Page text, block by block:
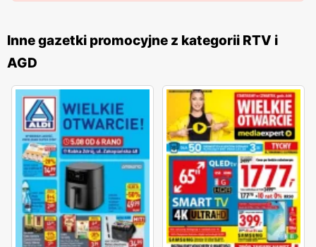
Expertznajdują się w dogodnych lokalizacjach na terenie
całej Polski, co ułatwia dostęp do szerokiej gamy
produktów elektronicznych i AGD dla szerokiego grona
klientów. Firma kładzie duży nacisk na jakość obsługi oraz
pomoc w wyborze odpowiednich produktów, oferując
fachowe doradztwo i wsparcie na każdym etapie zakupów.
Dzięki temuMedia Expertzdobył lojalność wielu
zadowolonych klientów. Produkty oferowane przezMedia
Expertcharakteryzują się wysoką jakością wykonania oraz
innowacyjnymi rozwiązaniami, które zapewniają komfort i
efektywność użytkowania. Sieć stawia na innowacyjność i
Inne gazetki promocyjne z kategorii RTV i
AGD